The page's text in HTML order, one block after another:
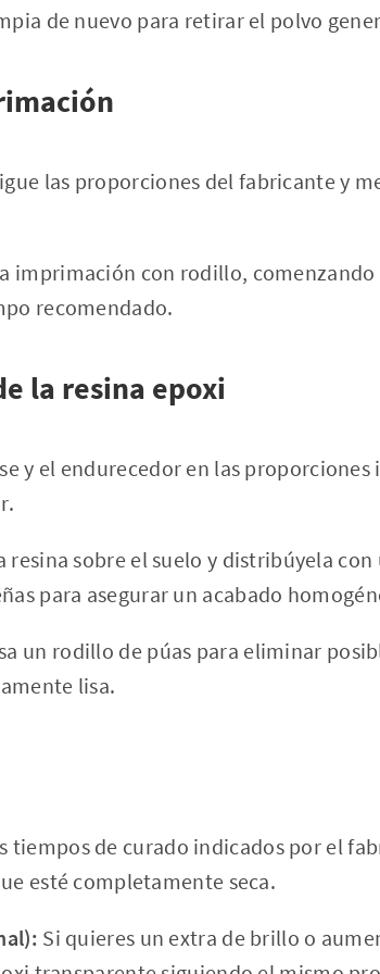
de nuevo para retirar el polvo
las proporciones del fabricante y
imprimación con rodillo, comenzando
recomendado.
la resina epoxi
y el endurecedor en las proporciones
resina sobre el suelo y distribúyela
para asegurar un acabado
un rodillo de púas para eliminar
lisa.
tiempos de curado indicados por el
esté completamente seca.
Si quieres un extra de brillo o